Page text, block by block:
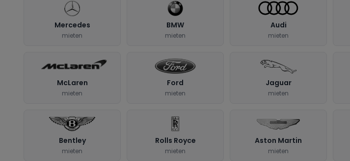
Mercedes
mieten
BMW
mieten
Audi
mieten
McLaren
mieten
Ford
mieten
Jaguar
mieten
Bentley
mieten
Rolls Royce
mieten
Aston Martin
mieten